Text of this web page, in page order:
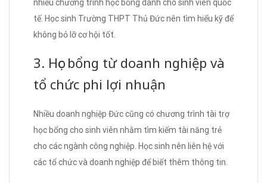
nhiều chương trình học bổng dành cho sinh viên quốc
tế. Học sinh Trường THPT Thủ Đức nên tìm hiểu kỹ để
không bỏ lỡ cơ hội tốt.
3. Học bổng từ doanh nghiệp và
tổ chức phi lợi nhuận
Nhiều doanh nghiệp Đức cũng có chương trình tài trợ
học bổng cho sinh viên nhằm tìm kiếm tài năng trẻ
cho các ngành công nghiệp. Học sinh nên liên hệ với
các tổ chức và doanh nghiệp để biết thêm thông tin.